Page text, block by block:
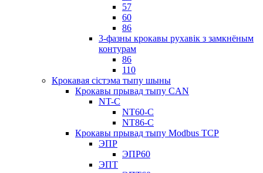
57
60
86
3-фазны крокавы рухавік з замкнёным
контурам
86
110
Крокавая сістэма тыпу шыны
Крокавы прывад тыпу CAN
NT-C
NT60-C
NT86-C
Крокавы прывад тыпу Modbus TCP
ЭПР
ЭПР60
ЭПТ